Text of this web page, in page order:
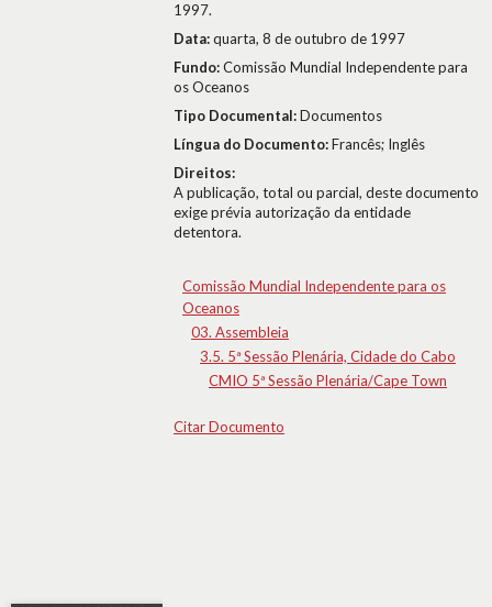
1997.
Data:quarta, 8 de outubro de 1997
Fundo:Comissão Mundial Independente para
os Oceanos
Tipo Documental:Documentos
Língua do Documento:Francês; Inglês
Direitos:
A publicação, total ou parcial, deste documento
exige prévia autorização da entidade
detentora.
Comissão Mundial Independente para os
Oceanos
03. Assembleia
3.5. 5ª Sessão Plenária, Cidade do Cabo
CMIO 5ª Sessão Plenária/Cape Town
Citar Documento